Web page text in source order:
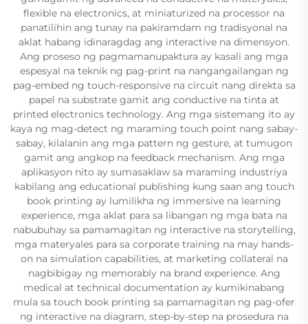
flexible na electronics, at miniaturized na processor na
panatilihin ang tunay na pakiramdam ng tradisyonal na
aklat habang idinaragdag ang interactive na dimensyon.
Ang proseso ng pagmamanupaktura ay kasali ang mga
espesyal na teknik ng pag-print na nangangailangan ng
pag-embed ng touch-responsive na circuit nang direkta sa
papel na substrate gamit ang conductive na tinta at
printed electronics technology. Ang mga sistemang ito ay
kaya ng mag-detect ng maraming touch point nang sabay-
sabay, kilalanin ang mga pattern ng gesture, at tumugon
gamit ang angkop na feedback mechanism. Ang mga
aplikasyon nito ay sumasaklaw sa maraming industriya
kabilang ang educational publishing kung saan ang touch
book printing ay lumilikha ng immersive na learning
experience, mga aklat para sa libangan ng mga bata na
nabubuhay sa pamamagitan ng interactive na storytelling,
mga materyales para sa corporate training na may hands-
on na simulation capabilities, at marketing collateral na
nagbibigay ng memorably na brand experience. Ang
medical at technical documentation ay kumikinabang
mula sa touch book printing sa pamamagitan ng pag-ofer
ng interactive na diagram, step-by-step na prosedura na